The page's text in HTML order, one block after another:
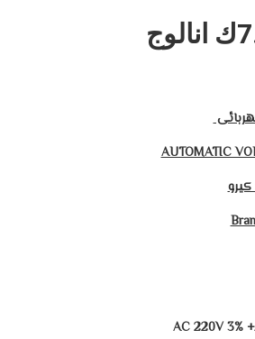
AUTOMATIC
كيرو
AC 220V 3%